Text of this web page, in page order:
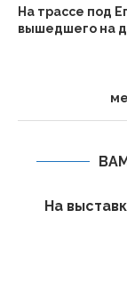
На трассе под
вышедшего на
На